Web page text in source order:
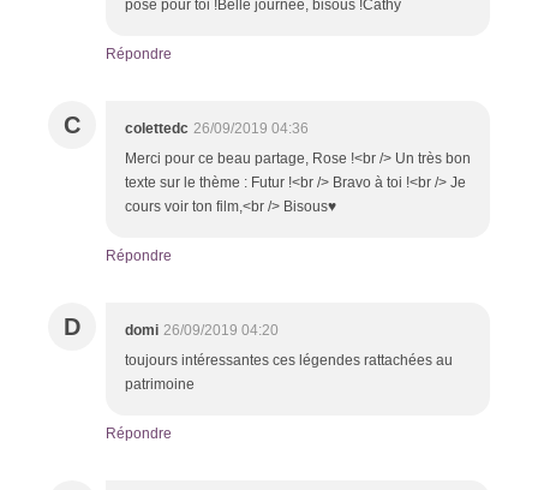
pose pour toi !Belle journée, bisous !Cathy
Répondre
C colettedc 26/09/2019 04:36
Merci pour ce beau partage, Rose !<br /> Un très bon
texte sur le thème : Futur !<br /> Bravo à toi !<br /> Je
cours voir ton film,<br /> Bisous♥
Répondre
D domi 26/09/2019 04:20
toujours intéressantes ces légendes rattachées au
patrimoine
Répondre